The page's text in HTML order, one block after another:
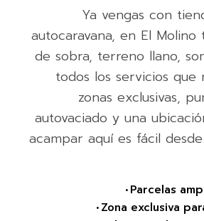
Ya vengas con
autocaravana, en El Molino
de sobra, terreno llano,
todos los servicios que
zonas exclusivas,
autovaciado y una
acampar aquí es fácil
• Parcelas
• Zona exclusiva